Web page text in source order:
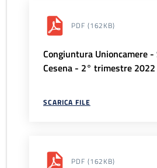
PDF (162KB)
Congiuntura Unioncamere
Cesena - 2° trimestre 2022
SCARICA FILE
PDF (162KB)